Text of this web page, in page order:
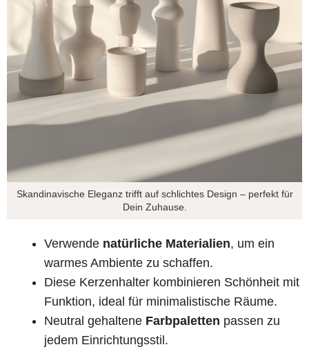
Skandinavische Eleganz trifft auf schlichtes Design – perfekt für
Dein Zuhause.
Verwende natürliche Materialien, um ein
warmes Ambiente zu schaffen.
Diese Kerzenhalter kombinieren Schönheit mit
Funktion, ideal für minimalistische Räume.
Neutral gehaltene Farbpaletten passen zu
jedem Einrichtungsstil.